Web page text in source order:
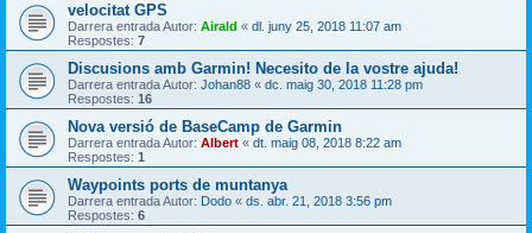
velocitat GPS
Darrera entrada Autor: Airald « dl. juny 25, 2018 11:07 am
Respostes: 7
Discusions amb Garmin! Necesito de la vostre ajuda!
Darrera entrada Autor: Johan88 « dc. maig 30, 2018 11:28 pm
Respostes: 16
Nova versió de BaseCamp de Garmin
Darrera entrada Autor: Albert « dt. maig 08, 2018 8:22 am
Respostes: 1
Waypoints ports de muntanya
Darrera entrada Autor: Dodo « ds. abr. 21, 2018 3:56 pm
Respostes: 6